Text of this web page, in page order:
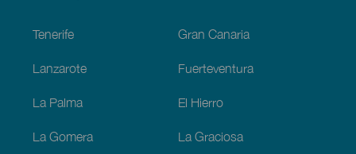
Tenerife Gran Canaria
Lanzarote Fuerteventura
La Palma El Hierro
La Gomera La Graciosa